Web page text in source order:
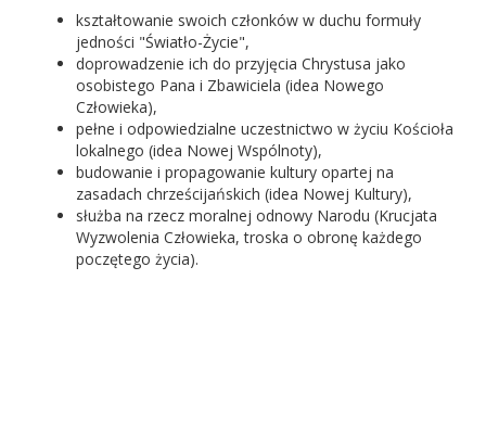
kształtowanie swoich członków w duchu formuły
jedności "Światło-Życie",
doprowadzenie ich do przyjęcia Chrystusa jako
osobistego Pana i Zbawiciela (idea Nowego
Człowieka),
pełne i odpowiedzialne uczestnictwo w życiu Kościoła
lokalnego (idea Nowej Wspólnoty),
budowanie i propagowanie kultury opartej na
zasadach chrześcijańskich (idea Nowej Kultury),
służba na rzecz moralnej odnowy Narodu (Krucjata
Wyzwolenia Człowieka, troska o obronę każdego
poczętego życia).